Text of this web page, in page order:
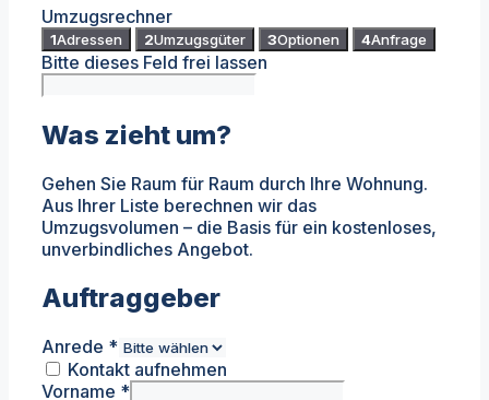
Umzugsrechner
1Adressen 2Umzugsgüter 3Optionen 4Anfrage
Bitte dieses Feld frei lassen
Was zieht um?
Gehen Sie Raum für Raum durch Ihre Wohnung.
Aus Ihrer Liste berechnen wir das
Umzugsvolumen – die Basis für ein kostenloses,
unverbindliches Angebot.
Auftraggeber
Anrede *
Kontakt aufnehmen
Vorname *